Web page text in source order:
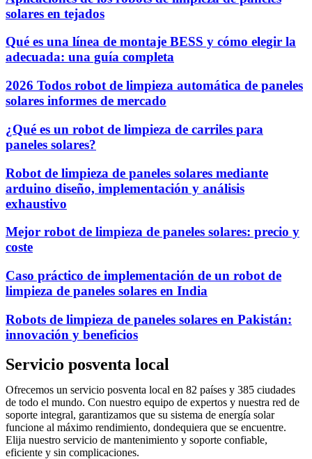
solares en tejados
Qué es una línea de montaje BESS y cómo elegir la
adecuada: una guía completa
2026 Todos robot de limpieza automática de paneles
solares informes de mercado
¿Qué es un robot de limpieza de carriles para
paneles solares?
Robot de limpieza de paneles solares mediante
arduino diseño, implementación y análisis
exhaustivo
Mejor robot de limpieza de paneles solares: precio y
coste
Caso práctico de implementación de un robot de
limpieza de paneles solares en India
Robots de limpieza de paneles solares en Pakistán:
innovación y beneficios
Servicio posventa local
Ofrecemos un servicio posventa local en 82 países y 385 ciudades
de todo el mundo. Con nuestro equipo de expertos y nuestra red de
soporte integral, garantizamos que su sistema de energía solar
funcione al máximo rendimiento, dondequiera que se encuentre.
Elija nuestro servicio de mantenimiento y soporte confiable,
eficiente y sin complicaciones.